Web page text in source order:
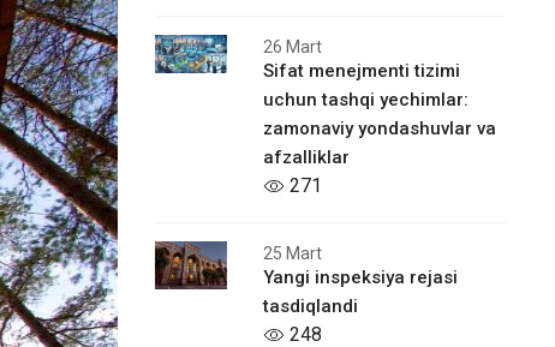
26 Mart
Sifat menejmenti tizimi
uchun tashqi yechimlar:
zamonaviy yondashuvlar va
afzalliklar
271
25 Mart
Yangi inspeksiya rejasi
tasdiqlandi
248